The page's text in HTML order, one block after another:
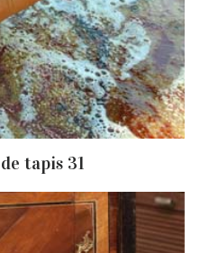
tapis 31